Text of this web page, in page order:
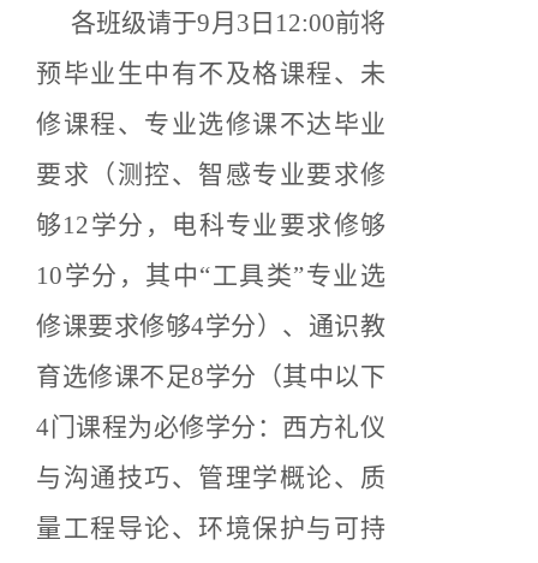
各班级请于9月3日12:00前将
预毕业生中有不及格课程、未
修课程、专业选修课不达毕业
要求 （测控、智感专业要求修
够12学分，电科专业要求修够
10学分，其中“工具类”专业选
修课要求修够4学分） 、通识教
育选修课不足8学分（其中以下
4门课程为必修学分：西方礼仪
与沟通技巧、管理学概论、质
量工程导论、环境保护与可持